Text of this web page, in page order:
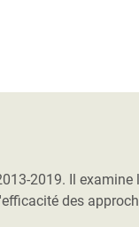
2019. Il examine
des